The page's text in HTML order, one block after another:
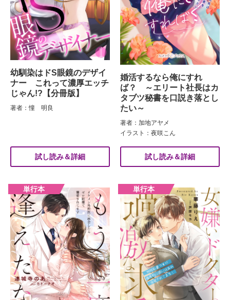
幼馴染はドS眼鏡のデザイ
ナー これって濃厚エッチ
じゃん!?【分冊版】
著者：憧 明良
試し読み＆詳細
婚活するなら俺にすれ
ば？ ～エリート社長はカ
タブツ秘書を口説き落とし
たい～
著者：加地アヤメ
イラスト：夜咲こん
試し読み＆詳細